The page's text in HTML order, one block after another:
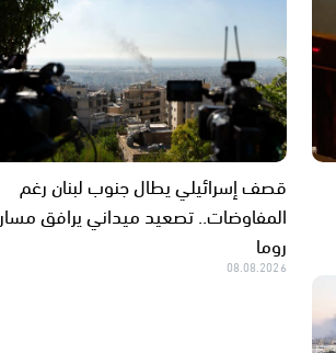
قصف إسرائيلي يطال جنوب لبنان رغم
المفاوضات.. تصعيد ميداني يرافق مسار
روما
08.08.2026